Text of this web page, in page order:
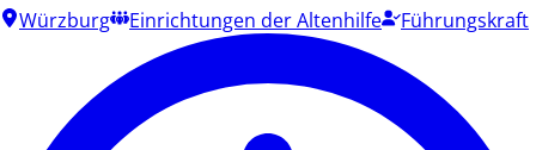
Würzburg
Einrichtungen der Altenhilfe Führungskraft